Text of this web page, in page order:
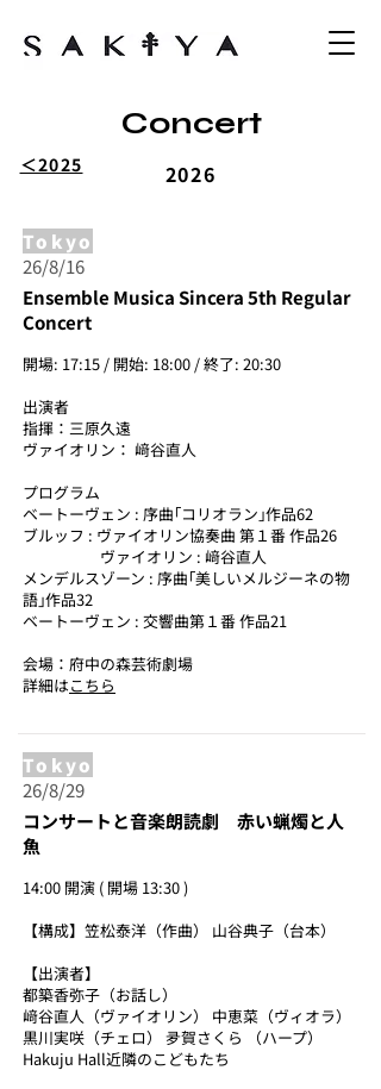
Concert
＜2025 2026
Tokyo
26/8/16
Ensemble Musica Sincera 5th Regular
Concert
開場: 17:15 / 開始: 18:00 / 終了: 20:30
出演者
指揮：三原久遠
ヴァイオリン： 﨑谷直人
プログラム
ベートーヴェン : 序曲｢コリオラン｣作品62
ブルッフ : ヴァイオリン協奏曲 第１番 作品26
ヴァイオリン : 﨑谷直人
メンデルスゾーン : 序曲｢美しいメルジーネの物
語｣作品32
ベートーヴェン : 交響曲第１番 作品21
会場：府中の森芸術劇場
詳細はこちら
Tokyo
26/8/29
コンサートと音楽朗読劇 赤い蝋燭と人
魚
14:00 開演 ( 開場 13:30 )
【構成】笠松泰洋（作曲） 山谷典子（台本）
【出演者】
都築香弥子（お話し）
﨑谷直人（ヴァイオリン） 中恵菜（ヴィオラ）
黒川実咲（チェロ） 夛賀さくら （ハープ）
Hakuju Hall近隣のこどもたち